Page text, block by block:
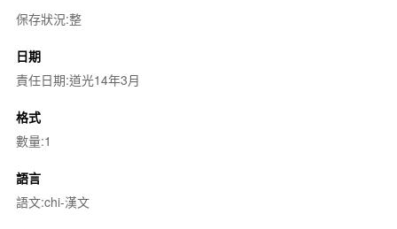
保存狀況:整
日期
責任日期:道光14年3月
格式
數量:1
語言
語文:chi-漢文